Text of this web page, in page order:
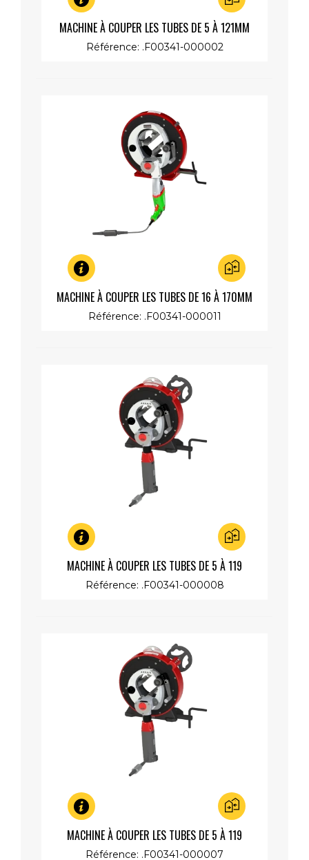
Aperçu rapide
MACHINE À COUPER LES TUBES DE 5 À 121MM
(EP.5MM MAX) 1300W, 230V
Référence: .F00341-000002
Aperçu rapide
MACHINE À COUPER LES TUBES DE 16 À 170MM
(EP.5MM MAX) 1300W,230V
Référence: .F00341-000011
Aperçu rapide
MACHINE À COUPER LES TUBES DE 5 À 119
MM,MOTEUR RAPIDE 230V 1200W
Référence: .F00341-000008
Aperçu rapide
MACHINE À COUPER LES TUBES DE 5 À 119
MM,MOTEUR LENT 230V 1200W
Référence: .F00341-000007